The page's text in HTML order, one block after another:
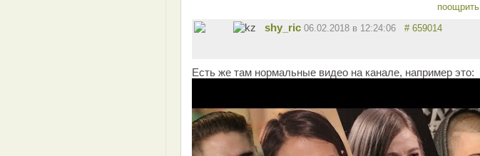
поощрить
shy_ric 06.02.2018 в 12:24:06 # 659014
Есть же там нормальные видео на канале, например это: